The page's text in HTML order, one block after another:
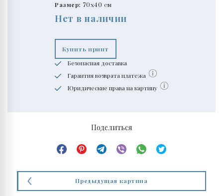
Размер: 70x40 см
Нет в наличии
Купить принт
Безопасная доставка
Гарантия возврата платежа
Юридические права на картину
Поделиться
Предыдущая картина